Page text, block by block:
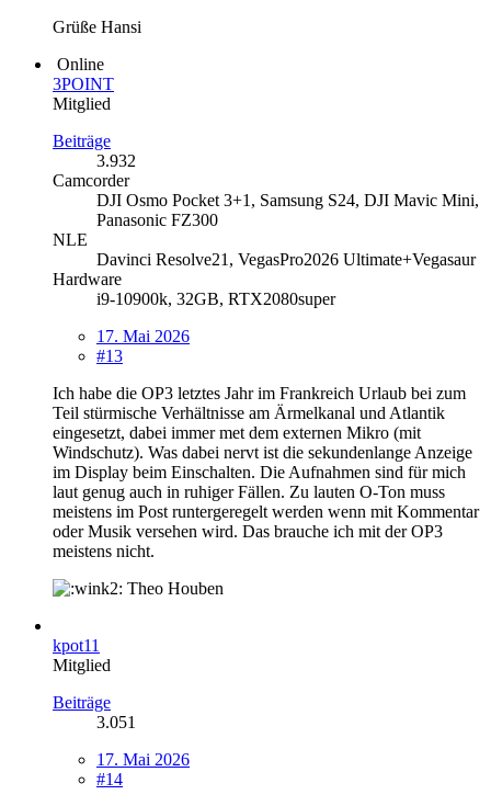
Grüße Hansi
Online
3POINT
Mitglied
Beiträge
3.932
Camcorder
DJI Osmo Pocket 3+1, Samsung S24, DJI Mavic Mini,
Panasonic FZ300
NLE
Davinci Resolve21, VegasPro2026 Ultimate+Vegasaur
Hardware
i9-10900k, 32GB, RTX2080super
17. Mai 2026
#13
Ich habe die OP3 letztes Jahr im Frankreich Urlaub bei zum
Teil stürmische Verhältnisse am Ärmelkanal und Atlantik
eingesetzt, dabei immer met dem externen Mikro (mit
Windschutz). Was dabei nervt ist die sekundenlange Anzeige
im Display beim Einschalten. Die Aufnahmen sind für mich
laut genug auch in ruhiger Fällen. Zu lauten O-Ton muss
meistens im Post runtergeregelt werden wenn mit Kommentar
oder Musik versehen wird. Das brauche ich mit der OP3
meistens nicht.
Theo Houben
kpot11
Mitglied
Beiträge
3.051
17. Mai 2026
#14